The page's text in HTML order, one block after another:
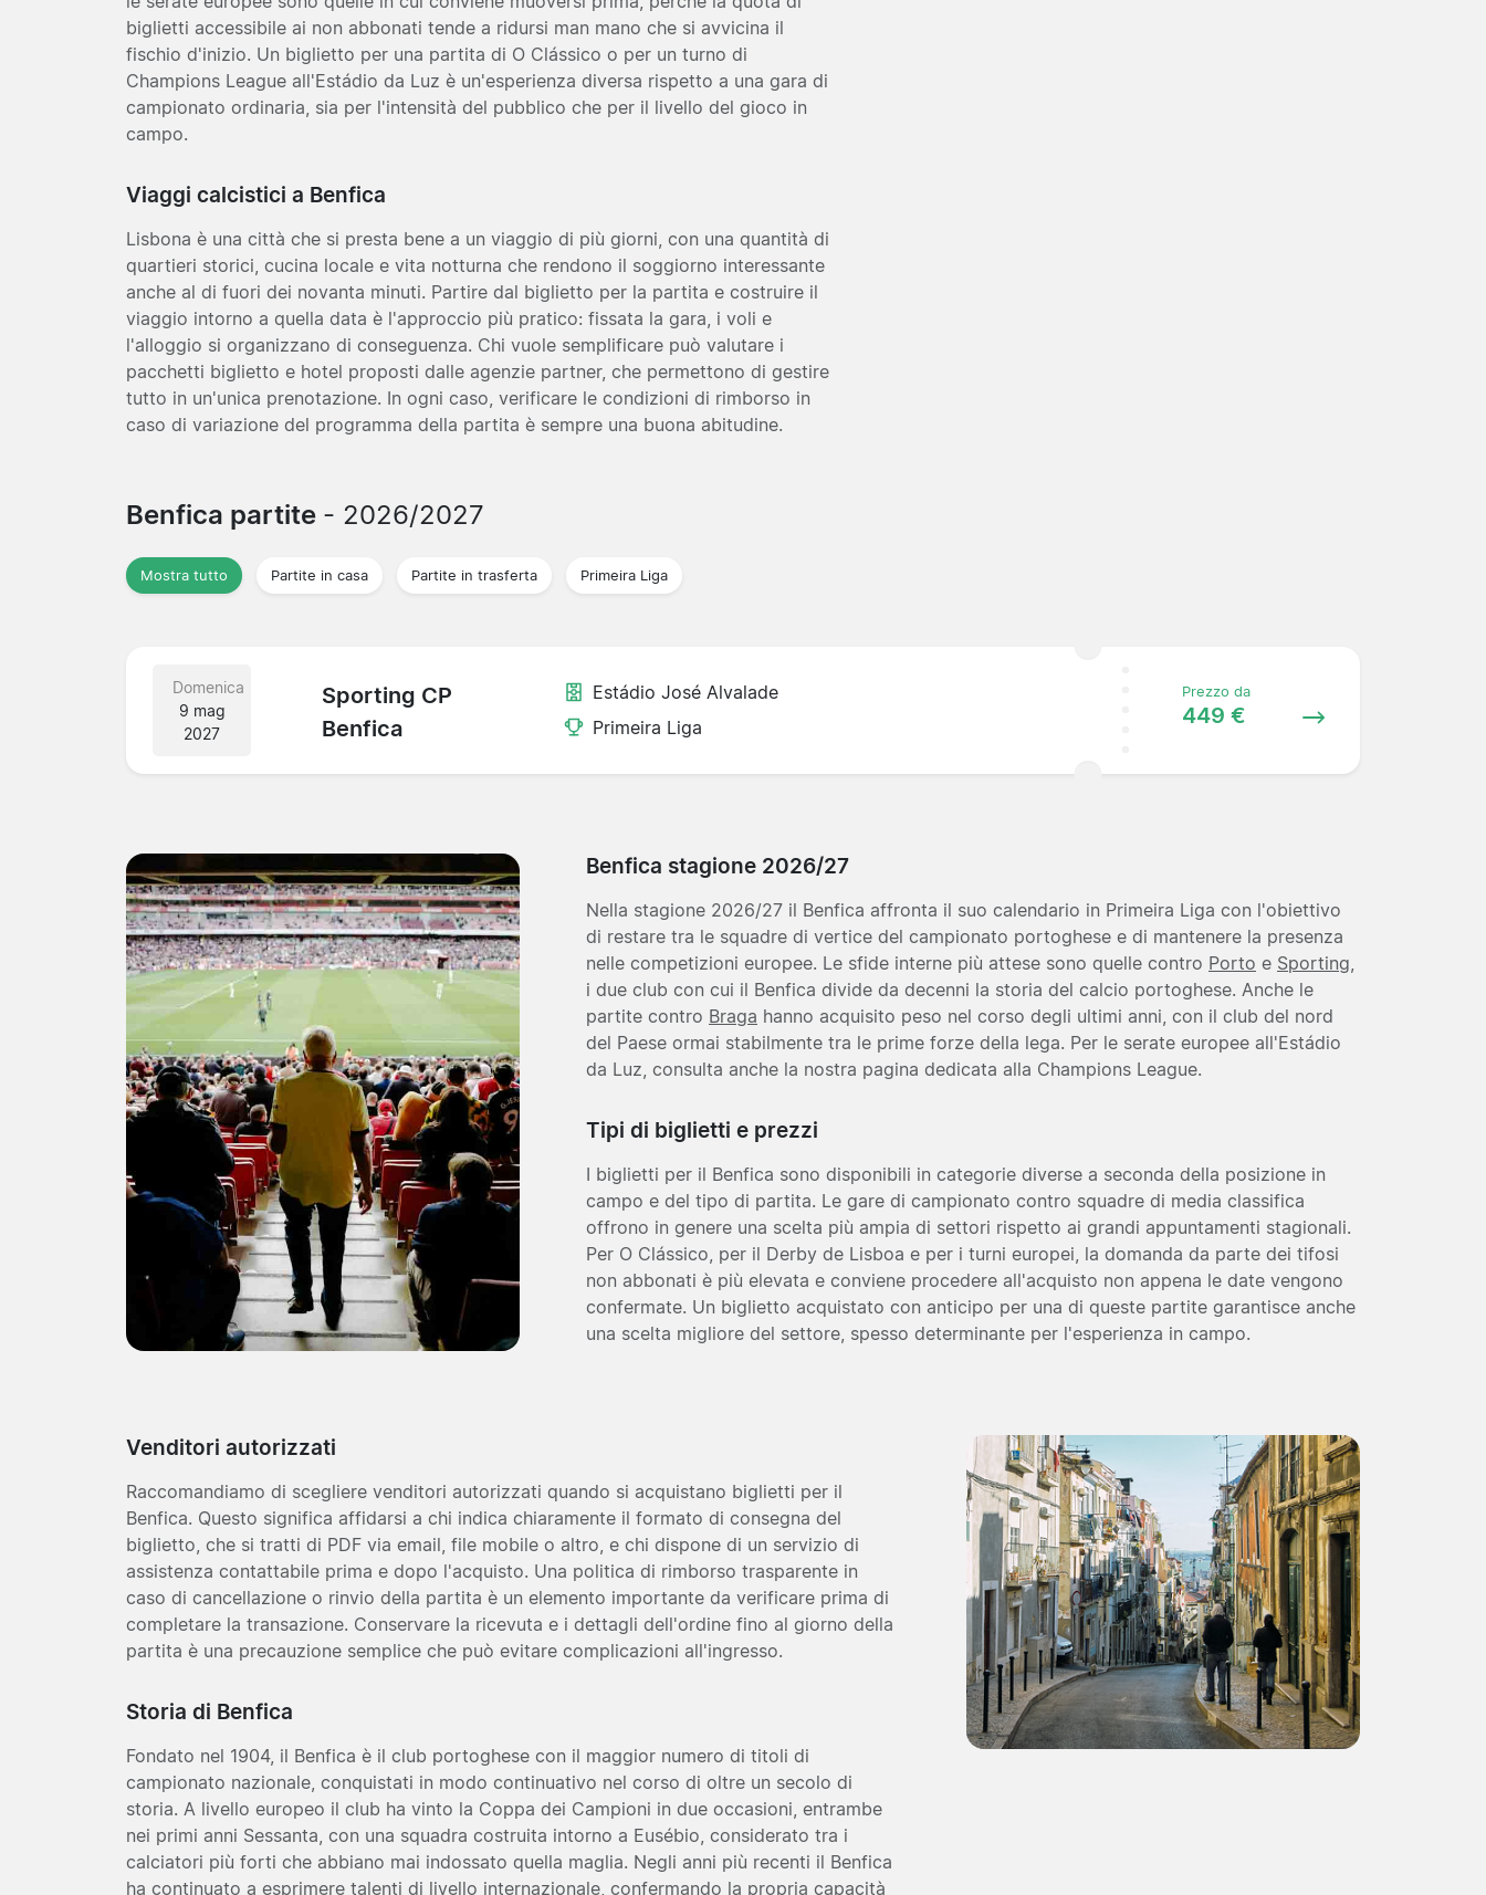
biglietti accessibile ai non abbonati tende a ridursi man mano che si avvicina il
fischio d'inizio. Un biglietto per una partita di O Clássico o per un turno di
Champions League all'Estádio da Luz è un'esperienza diversa rispetto a una gara di
campionato ordinaria, sia per l'intensità del pubblico che per il livello del gioco in
campo.
Viaggi calcistici a Benfica
Lisbona è una città che si presta bene a un viaggio di più giorni, con una quantità di
quartieri storici, cucina locale e vita notturna che rendono il soggiorno interessante
anche al di fuori dei novanta minuti. Partire dal biglietto per la partita e costruire il
viaggio intorno a quella data è l'approccio più pratico: fissata la gara, i voli e
l'alloggio si organizzano di conseguenza. Chi vuole semplificare può valutare i
pacchetti biglietto e hotel proposti dalle agenzie partner, che permettono di gestire
tutto in un'unica prenotazione. In ogni caso, verificare le condizioni di rimborso in
caso di variazione del programma della partita è sempre una buona abitudine.
Benfica partite - 2026/2027
Mostra tutto Partite in casa Partite in trasferta Primeira Liga
Domenica
9 mag
2027
Sporting CP
Benfica
Estádio José Alvalade
Primeira Liga
Prezzo da
449 €
Benfica stagione 2026/27
Nella stagione 2026/27 il Benfica affronta il suo calendario in Primeira Liga con l'obiettivo
di restare tra le squadre di vertice del campionato portoghese e di mantenere la presenza
nelle competizioni europee. Le sfide interne più attese sono quelle contro Porto e Sporting
i due club con cui il Benfica divide da decenni la storia del calcio portoghese. Anche le
partite contro Braga hanno acquisito peso nel corso degli ultimi anni, con il club del nord
del Paese ormai stabilmente tra le prime forze della lega. Per le serate europee all'Estádio
da Luz, consulta anche la nostra pagina dedicata alla Champions League.
Tipi di biglietti e prezzi
I biglietti per il Benfica sono disponibili in categorie diverse a seconda della posizione in
campo e del tipo di partita. Le gare di campionato contro squadre di media classifica
offrono in genere una scelta più ampia di settori rispetto ai grandi appuntamenti stagionali.
Per O Clássico, per il Derby de Lisboa e per i turni europei, la domanda da parte dei tifosi
non abbonati è più elevata e conviene procedere all'acquisto non appena le date vengono
confermate. Un biglietto acquistato con anticipo per una di queste partite garantisce anche
una scelta migliore del settore, spesso determinante per l'esperienza in campo.
Venditori autorizzati
Raccomandiamo di scegliere venditori autorizzati quando si acquistano biglietti per il
Benfica. Questo significa affidarsi a chi indica chiaramente il formato di consegna del
biglietto, che si tratti di PDF via email, file mobile o altro, e chi dispone di un servizio di
assistenza contattabile prima e dopo l'acquisto. Una politica di rimborso trasparente in
caso di cancellazione o rinvio della partita è un elemento importante da verificare prima di
completare la transazione. Conservare la ricevuta e i dettagli dell'ordine fino al giorno della
partita è una precauzione semplice che può evitare complicazioni all'ingresso.
Storia di Benfica
Fondato nel 1904, il Benfica è il club portoghese con il maggior numero di titoli di
campionato nazionale, conquistati in modo continuativo nel corso di oltre un secolo di
storia. A livello europeo il club ha vinto la Coppa dei Campioni in due occasioni, entrambe
nei primi anni Sessanta, con una squadra costruita intorno a Eusébio, considerato tra i
calciatori più forti che abbiano mai indossato quella maglia. Negli anni più recenti il Benfica
ha continuato a esprimere talenti di livello internazionale, confermando la propria capacità